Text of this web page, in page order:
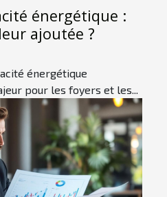
énergétique :
ajoutée ?
énergétique
pour les foyers et les...